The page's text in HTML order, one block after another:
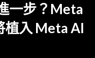
一步？Meta
植入 Meta AI